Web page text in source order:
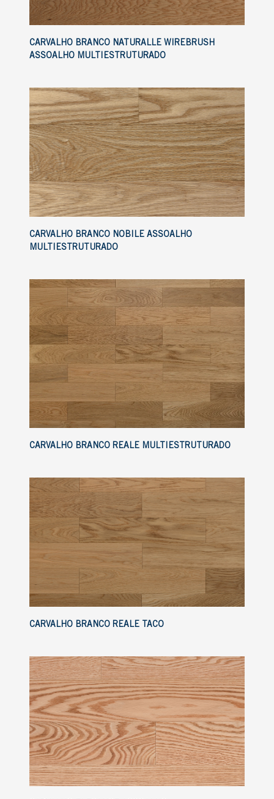
CARVALHO BRANCO NATURALLE WIREBRUSH
ASSOALHO MULTIESTRUTURADO
CARVALHO BRANCO NOBILE ASSOALHO
MULTIESTRUTURADO
CARVALHO BRANCO REALE MULTIESTRUTURADO
CARVALHO BRANCO REALE TACO